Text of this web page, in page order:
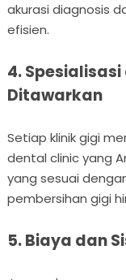
akurasi diagnosis
efisien.
4.
Ditawarkan
Setiap klinik gigi
dental clinic yang
yang sesuai
pembersihan gigi
5. Biaya dan